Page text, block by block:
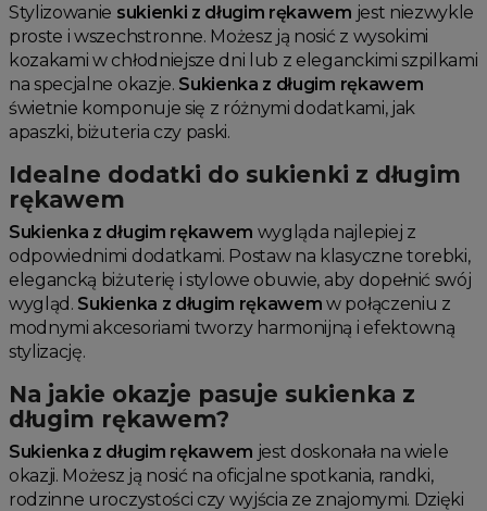
Stylizowanie sukienki z długim rękawem jest niezwykle
proste i wszechstronne. Możesz ją nosić z wysokimi
kozakami w chłodniejsze dni lub z eleganckimi szpilkami
na specjalne okazje. Sukienka z długim rękawem
świetnie komponuje się z różnymi dodatkami, jak
apaszki, biżuteria czy paski.
Idealne dodatki do sukienki z długim
rękawem
Sukienka z długim rękawem wygląda najlepiej z
odpowiednimi dodatkami. Postaw na klasyczne torebki,
elegancką biżuterię i stylowe obuwie, aby dopełnić swój
wygląd. Sukienka z długim rękawem w połączeniu z
modnymi akcesoriami tworzy harmonijną i efektowną
stylizację.
Na jakie okazje pasuje sukienka z
długim rękawem?
Sukienka z długim rękawem jest doskonała na wiele
okazji. Możesz ją nosić na oficjalne spotkania, randki,
rodzinne uroczystości czy wyjścia ze znajomymi. Dzięki